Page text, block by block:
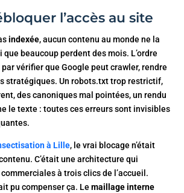
l’accès au site
indexée, aucun contenu au monde ne la
que beaucoup perdent des mois. L’ordre
vérifier que Google peut crawler, rendre
stratégiques. Un robots.txt trop restrictif,
des canoniques mal pointées, un rendu
le texte : toutes ces erreurs sont invisibles
à Lille, le vrai blocage n’était
C’était une architecture qui
à trois clics de l’accueil.
pu compenser ça. Lemaillage interne